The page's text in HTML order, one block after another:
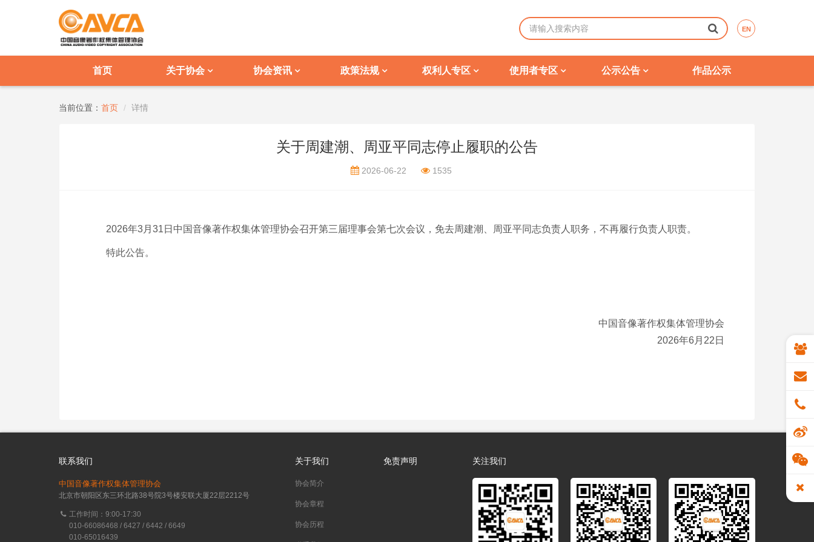
EN
首页 关于协会 协会资讯 政策法规 权利人专区 使用者专区 公示公告 作品公示
当前位置： 首页 详情
关于周建潮、周亚平同志停止履职的公告
2026-06-22 1535
2026年3月31日中国音像著作权集体管理协会召开第三届理事会第七次会议，免去周建潮、周亚平同志负责人职务，不再履行负责人职责。
特此公告。
中国音像著作权集体管理协会
2026年6月22日
联系我们
中国音像著作权集体管理协会
北京市朝阳区东三环北路38号院3号楼安联大厦22层2212号
工作时间：9:00-17:30
010-66086468 / 6427 / 6442 / 6649
010-65016439
关于我们
协会简介
协会章程
协会历程
免责声明 关注我们